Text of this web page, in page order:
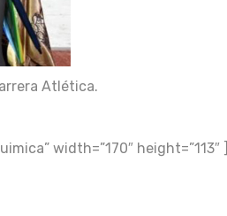
Atlética.
width=”170″ height=”113″ ]